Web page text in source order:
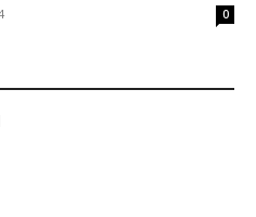
0